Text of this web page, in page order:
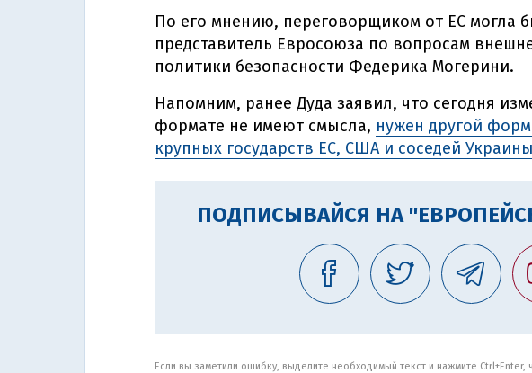
По его мнению, переговорщиком от ЕС могла
представитель Евросоюза по вопросам
политики безопасности Федерика Могерини.
Напомним, ранее Дуда заявил, что сегодня
формате не имеют смысла, нужен другой
крупных государств ЕС, США и соседей Украины
ПОДПИСЫВАЙСЯ НА
Если вы заметили ошибку, выделите необходимый текст и нажмите